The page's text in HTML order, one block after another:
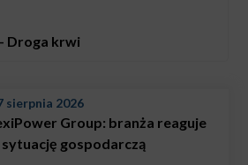
Droga krwi
sierpnia 2026
Group: branża reaguje
sytuację gospodarczą